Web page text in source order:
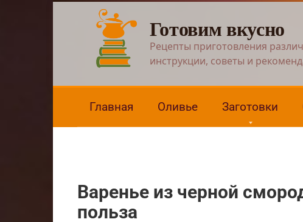
Готовим вкусно
Рецепты приготовления
инструкции, советы и
Главная Оливье Заготовки
Варенье из черной
польза